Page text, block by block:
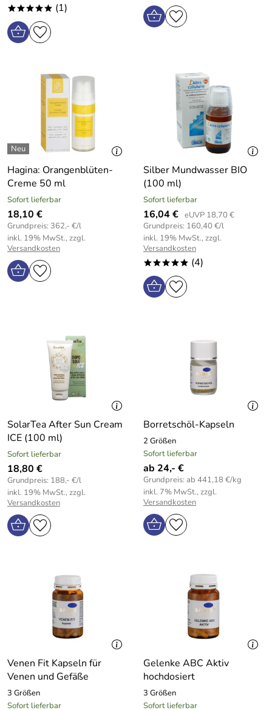
***** (1)
Hagina: Orangenblüten-
Creme 50 ml
Sofort lieferbar
18,10 €
Grundpreis: 362,- €/l
inkl. 19% MwSt., zzgl.
Versandkosten
Silber Mundwasser BIO
(100 ml)
Sofort lieferbar
16,04 € eUVP 18,70 €
Grundpreis: 160,40 €/l
inkl. 19% MwSt., zzgl.
Versandkosten
***** (4)
SolarTea After Sun Cream
ICE (100 ml)
Sofort lieferbar
18,80 €
Grundpreis: 188,- €/l
inkl. 19% MwSt., zzgl.
Versandkosten
Borretschöl-Kapseln
2 Größen
Sofort lieferbar
ab 24,- €
Grundpreis: ab 441,18 €/kg
inkl. 7% MwSt., zzgl.
Versandkosten
Venen Fit Kapseln für
Venen und Gefäße
3 Größen
Sofort lieferbar
Gelenke ABC Aktiv
hochdosiert
3 Größen
Sofort lieferbar